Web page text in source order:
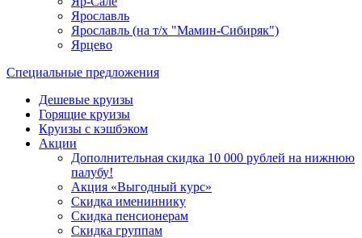
Ярославль
Ярославль (на т/х "Мамин-Сибиряк")
Ярцево
Специальные предложения
Дешевые круизы
Горящие круизы
Круизы с кэшбэком
Акции
Дополнительная скидка 10 000 рублей на нижнюю
палубу!
Акция «Выгодный курс»
Скидка имениннику
Скидка пенсионерам
Скидка группам